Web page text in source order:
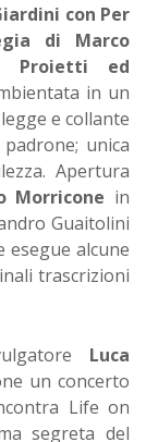
con Per
di Marco
Proietti ed
in un
e collante
unica
Apertura
Morricone in
Guaitolini
esegue alcune
trascrizioni
Luca
un concerto
Life on
segreta del